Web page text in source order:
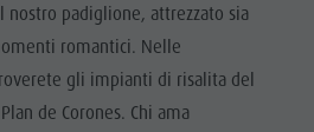
nostro padiglione, attrezzato sia
romantici. Nelle
gli impianti di risalita del
de Corones. Chi ama